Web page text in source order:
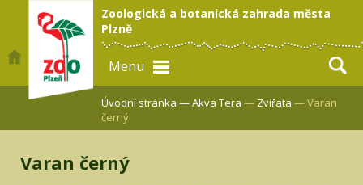
Zoologická a botanická zahrada města
Plzně
Menu
Úvodní stránka —Akva Tera — Zvířata — Varan
černý
Varan černý